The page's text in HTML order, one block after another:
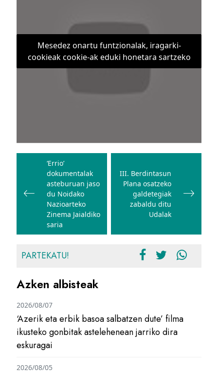
Mesedez onartu funtzionalak, iragarki-
cookieak cookie-ak eduki honetara sartzeko
Bidalketetan
zehar
nabigatu
‘Errio’
dokumentalak
asteburuan jaso
du Noidako
Nazioarteko
Zinema Jaialdiko
saria
III. Berdintasun
Plana osatzeko
galdetegiak
zabaldu ditu
Udalak
PARTEKATU!
Azken albisteak
‘Azerik eta erbik basoa salbatzen dute’ filma
ikusteko gonbitak astelehenean jarriko dira
eskuragai
2026/08/07
2026/08/05